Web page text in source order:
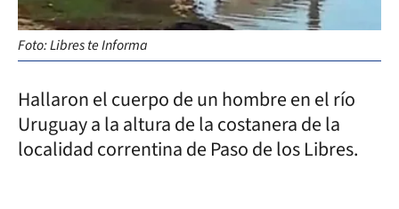
Foto: Libres te Informa
Hallaron el cuerpo de un hombre en el río
Uruguay a la altura de la costanera de la
localidad correntina de Paso de los Libres.